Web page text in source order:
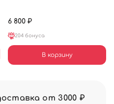
6 800 ₽
204 бонуса
В корзину
от 3000 ₽